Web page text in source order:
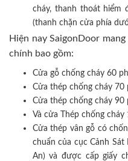
cháy, thanh thoát hiểm
(thanh chặn cửa phía
Hiện nay SaigonDoor
chính bao gồm:
Cửa gỗ chống cháy 60
Cửa thép chống cháy 70
Cửa thép chống cháy 90
Và cửa Thép chống
Cửa thép vân gỗ có
chuẩn của cục Cảnh Sát
An) và được cấp giấy